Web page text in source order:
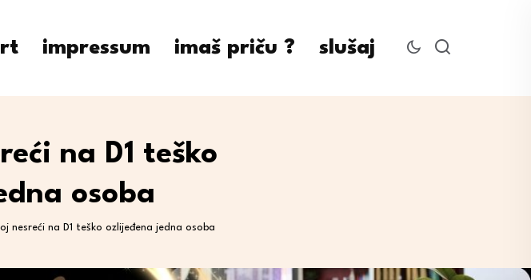
impressum imaš priču ? slušaj
na D1 teško
osoba
nesreći na D1 teško ozlijeđena jedna osoba